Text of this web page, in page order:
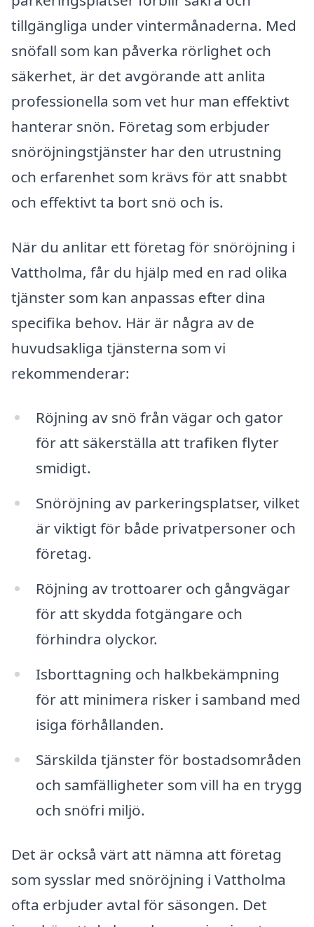
tillgängliga under vintermånaderna. Med
snöfall som kan påverka rörlighet och
säkerhet, är det avgörande att anlita
professionella som vet hur man effektivt
hanterar snön. Företag som erbjuder
snöröjningstjänster har den utrustning
och erfarenhet som krävs för att snabbt
och effektivt ta bort snö och is.
När du anlitar ett företag för snöröjning i
Vattholma, får du hjälp med en rad olika
tjänster som kan anpassas efter dina
specifika behov. Här är några av de
huvudsakliga tjänsterna som vi
rekommenderar:
Röjning av snö från vägar och gator
för att säkerställa att trafiken flyter
smidigt.
Snöröjning av parkeringsplatser, vilket
är viktigt för både privatpersoner och
företag.
Röjning av trottoarer och gångvägar
för att skydda fotgängare och
förhindra olyckor.
Isborttagning och halkbekämpning
för att minimera risker i samband med
isiga förhållanden.
Särskilda tjänster för bostadsområden
och samfälligheter som vill ha en trygg
och snöfri miljö.
Det är också värt att nämna att företag
som sysslar med snöröjning i Vattholma
ofta erbjuder avtal för säsongen. Det